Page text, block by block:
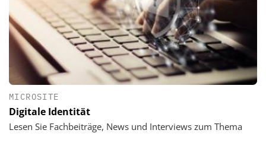
MICROSITE
Digitale Identität
Lesen Sie Fachbeiträge, News und Interviews zum Thema